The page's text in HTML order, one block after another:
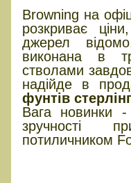
Browning на
розкриває
джерел
виконана в
стволами
надійде в
фунтів
Вага новинки
зручності
потиличником